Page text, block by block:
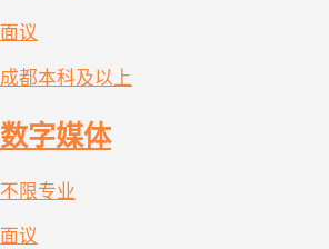
面议
成都本科及以上
数字媒体
不限专业
面议